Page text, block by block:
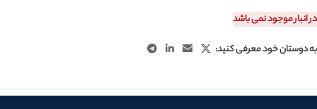
در انبار موجود نمی باشد
به دوستان خود معرفی کنید: